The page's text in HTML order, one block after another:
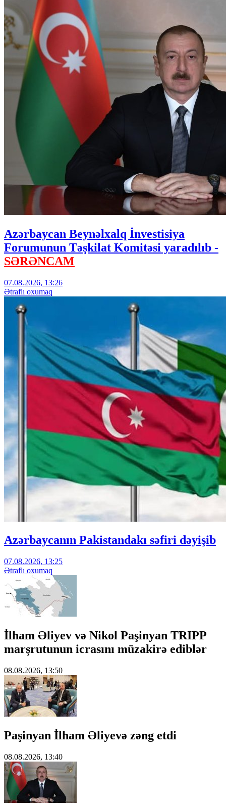
Azərbaycan Beynəlxalq İnvestisiya
Forumunun Təşkilat Komitəsi yaradılıb -
SƏRƏNCAM
07.08.2026, 13:26
Ətraflı oxumaq
Azərbaycanın Pakistandakı səfiri dəyişib
07.08.2026, 13:25
Ətraflı oxumaq
İlham Əliyev və Nikol Paşinyan TRIPP
marşrutunun icrasını müzakirə ediblər
08.08.2026, 13:50
Paşinyan İlham Əliyevə zəng etdi
08.08.2026, 13:40